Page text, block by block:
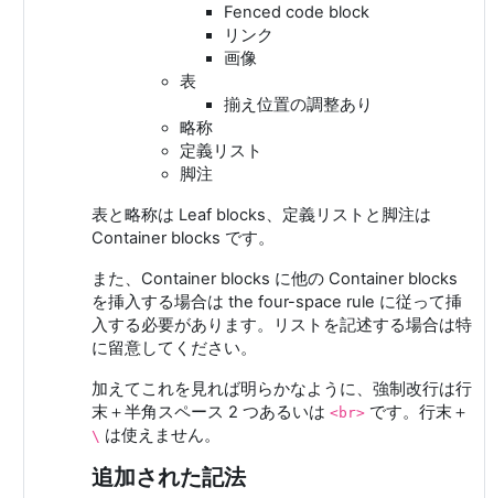
Fenced code block
リンク
画像
表
揃え位置の調整あり
略称
定義リスト
脚注
表と略称は Leaf blocks、定義リストと脚注は
Container blocks です。
また、Container blocks に他の Container blocks
を挿入する場合は the four-space rule に従って挿
入する必要があります。リストを記述する場合は特
に留意してください。
加えてこれを見れば明らかなように、強制改行は行
末＋半角スペース 2 つあるいは <br>です。行末＋
\ は使えません。
追加された記法